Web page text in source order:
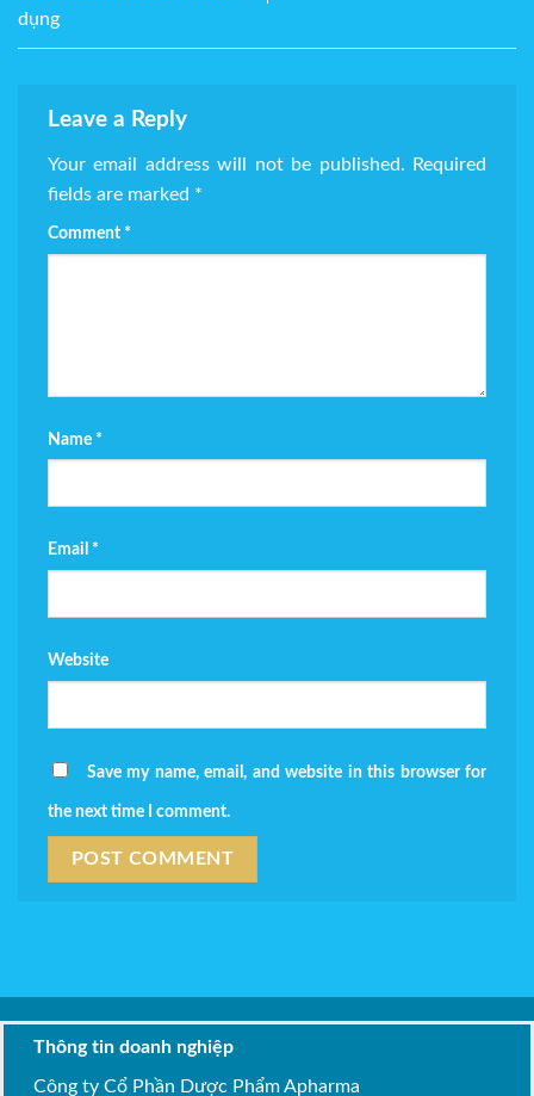
dụng
Leave a Reply
Your email address will not be published.
Required
fields are marked *
Comment *
Name *
Email *
Website
Save my name, email, and website in this browser for
the next time I comment.
Thông tin doanh nghiệp
Công ty Cổ Phần Dược Phẩm Apharma